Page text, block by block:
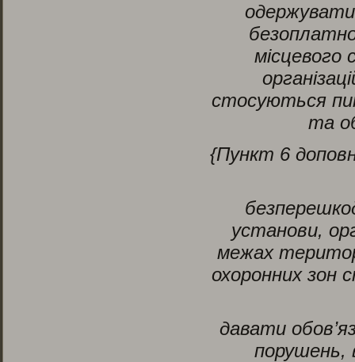
безоплатно
місцевого
стосуються
та
{Пункт 6
установи,
межах
охоронних зон
давати
порушень,